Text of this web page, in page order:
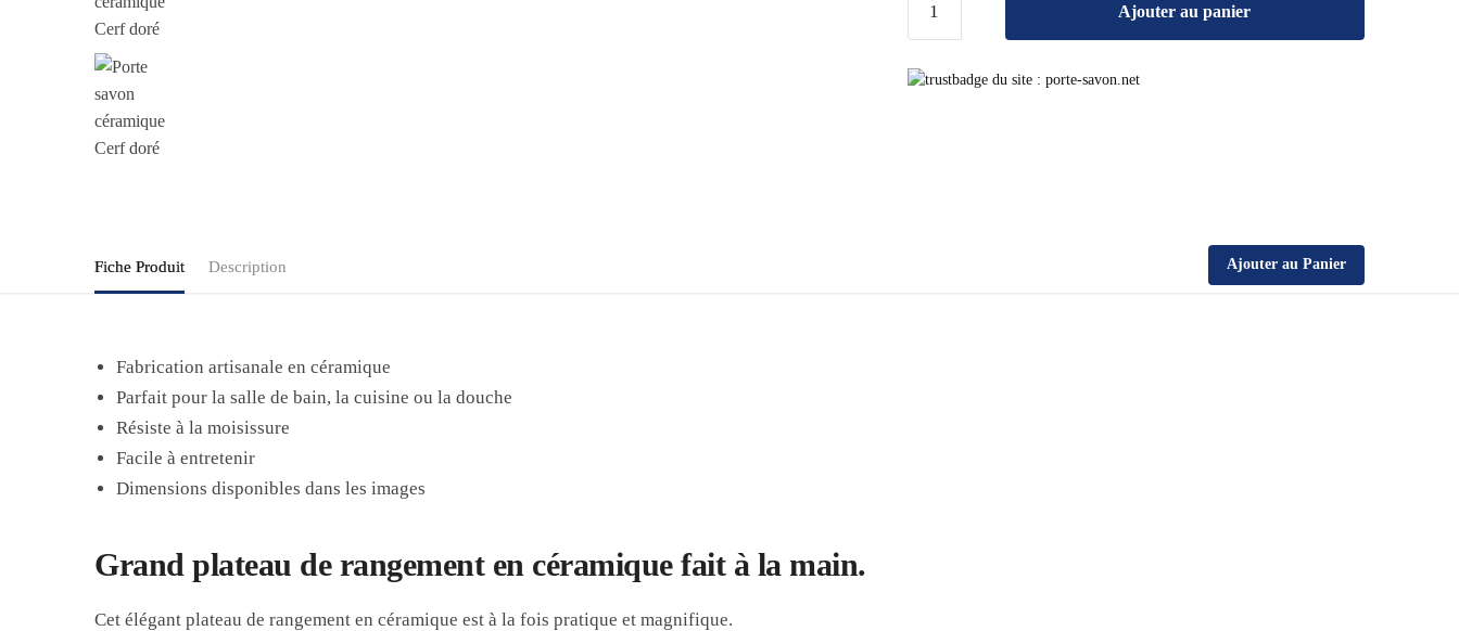
Ajouter au panier
Fiche Produit Description Ajouter au Panier
Fabrication artisanale en céramique
Parfait pour la salle de bain, la cuisine ou la douche
Résiste à la moisissure
Facile à entretenir
Dimensions disponibles dans les images
Grand plateau de rangement en céramique fait à la main.
Cet élégant plateau de rangement en céramique est à la fois pratique et magnifique.